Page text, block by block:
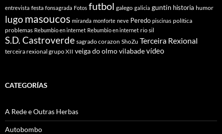
entrevista festa fonsagrada Fotos futbol galego galicia guntín historia humor
lugo masoucos miranda monforte neve Peredo piscinas política
problemas Rebumbio en internet Rebumbio en internet rio sil
S.D. Castroverde sagrado corazon ShoZu Terceira Rexional
terceira rexional grupo XII veiga do olmovilabadevídeo
CATEGORÍAS
A Rede e Outras Herbas
Autobombo